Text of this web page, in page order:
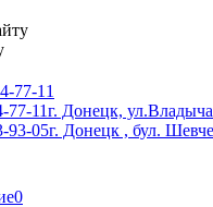
77-11
77-11г. Донецк,
93-05г. Донецк , бул.
0